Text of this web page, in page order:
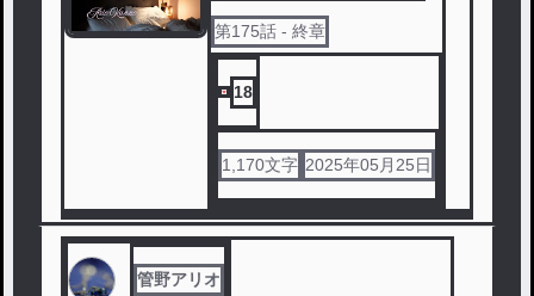
第175話 - 終章
18
1,170文字 2025年05月25日
#大人ロマンス #大人の恋愛 #切ない #ハッピーエンド #純愛
管野アリオ